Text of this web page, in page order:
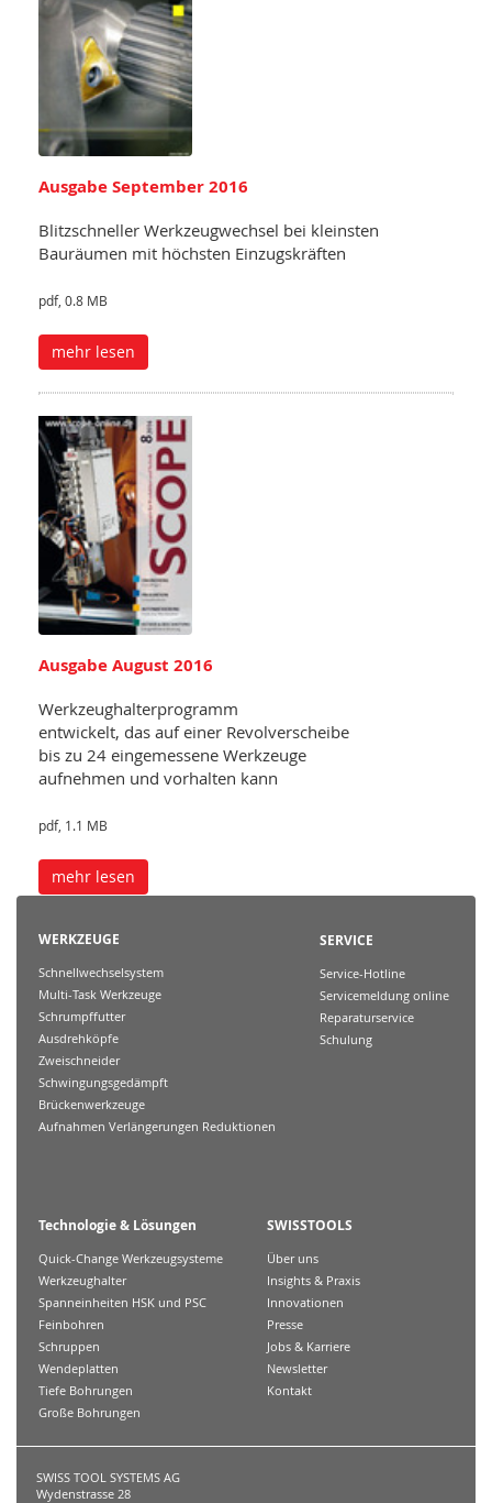
Ausgabe September 2016
Blitzschneller Werkzeugwechsel bei kleinsten
Bauräumen mit höchsten Einzugskräften
pdf, 0.8 MB
mehr lesen
Ausgabe August 2016
Werkzeughalterprogramm
entwickelt, das auf einer Revolverscheibe
bis zu 24 eingemessene Werkzeuge
aufnehmen und vorhalten kann
pdf, 1.1 MB
mehr lesen
WERKZEUGE
Schnellwechselsystem
Multi-Task Werkzeuge
Schrumpffutter
Ausdrehköpfe
Zweischneider
Schwingungsgedämpft
Brückenwerkzeuge
Aufnahmen Verlängerungen Reduktionen
SERVICE
Service-Hotline
Servicemeldung online
Reparaturservice
Schulung
Technologie & Lösungen
Quick-Change Werkzeugsysteme
Werkzeughalter
Spanneinheiten HSK und PSC
Feinbohren
Schruppen
Wendeplatten
Tiefe Bohrungen
Große Bohrungen
SWISSTOOLS
Über uns
Insights & Praxis
Innovationen
Presse
Jobs & Karriere
Newsletter
Kontakt
SWISS TOOL SYSTEMS AG
Wydenstrasse 28